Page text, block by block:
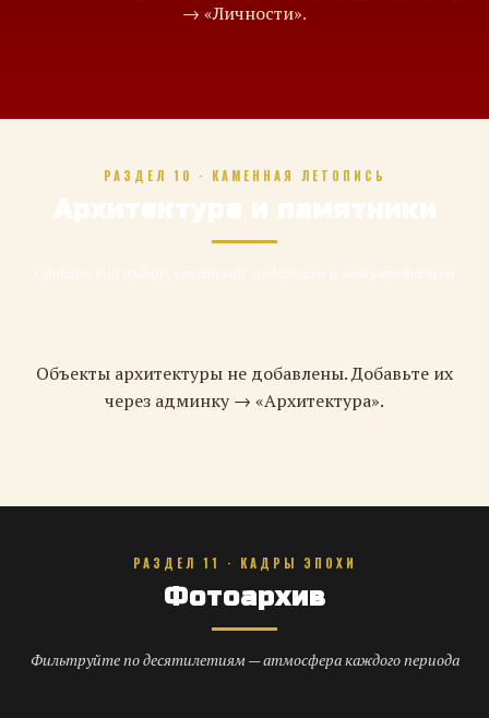
→ «Личности».
РАЗДЕЛ 10 · КАМЕННАЯ ЛЕТОПИСЬ
Архитектура и памятники
Объекты архитектуры не добавлены. Добавьте их
через админку → «Архитектура».
РАЗДЕЛ 11 · КАДРЫ ЭПОХИ
Фотоархив
Фильтруйте по десятилетиям — атмосфера каждого периода